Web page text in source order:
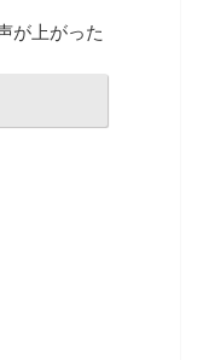
が上がった